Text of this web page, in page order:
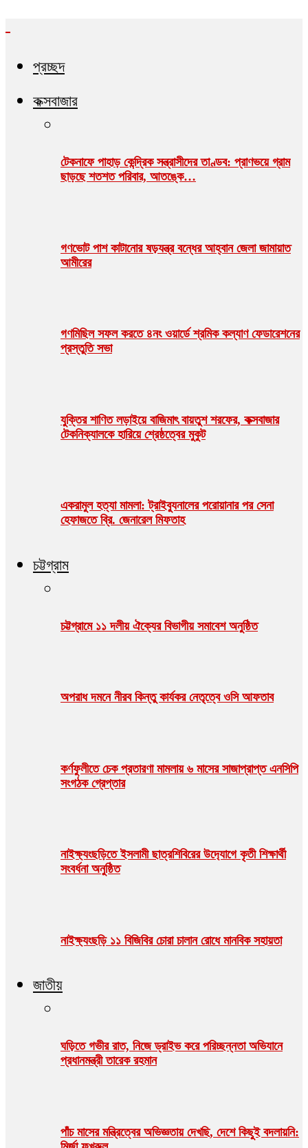
প্রচ্ছদ
কক্সবাজার
টেকনাফে পাহাড় কেন্দ্রিক সন্ত্রাসীদের তাণ্ডব: প্রাণভয়ে গ্রাম
ছাড়ছে শতশত পরিবার, আতঙ্কে…
গণভোট পাশ কাটানোর ষড়যন্ত্র বন্ধের আহ্বান জেলা জামায়াত
আমীরের
গণমিছিল সফল করতে ৪নং ওয়ার্ডে শ্রমিক কল্যাণ ফেডারেশনের
প্রস্তুতি সভা
যুক্তির শাণিত লড়াইয়ে বাজিমাৎ বায়তুশ শরফের, কক্সবাজার
টেকনিক্যালকে হারিয়ে শ্রেষ্ঠত্বের মুকুট
একরামুল হত্যা মামলা: ট্রাইব্যুনালের পরোয়ানার পর সেনা
হেফাজতে ব্রি. জেনারেল মিফতাহ
চট্টগ্রাম
চট্টগ্রামে ১১ দলীয় ঐক্যের বিভাগীয় সমাবেশ অনুষ্ঠিত
অপরাধ দমনে নীরব কিন্তু কার্যকর নেতৃত্বে ওসি আফতাব
কর্ণফুলীতে চেক প্রতারণা মামলায় ৬ মাসের সাজাপ্রাপ্ত এনসিপি
সংগঠক গ্রেপ্তার
নাইক্ষ‍‍্যংছড়িতে ইসলামী ছাত্রশিবিরের উদ‍্যোগে কৃতী শিক্ষার্থী
সংবর্ধনা অনুষ্ঠিত
নাইক্ষ্যংছড়ি ১১ বিজিবির চোরা চালান রোধে মানবিক সহায়তা
জাতীয়
ঘড়িতে গভীর রাত, নিজে ড্রাইভ করে পরিচ্ছন্নতা অভিযানে
প্রধানমন্ত্রী তারেক রহমান
পাঁচ মাসের মন্ত্রিত্বের অভিজ্ঞতায় দেখছি, দেশে কিছুই বদলায়নি: